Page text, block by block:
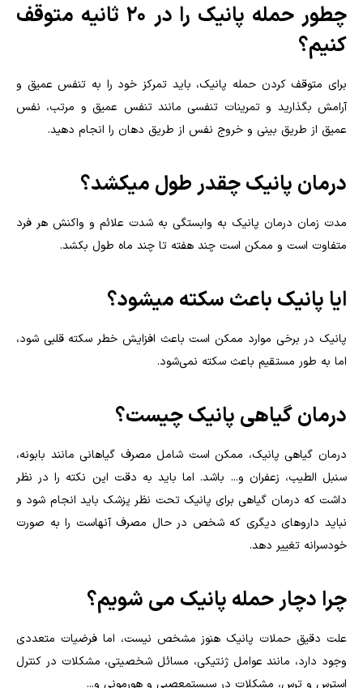
چطور حمله پانیک را در ۲۰ ثانیه متوقف
کنیم؟
برای متوقف کردن حمله پانیک، باید تمرکز خود را به تنفس عمیق و
آرامش بگذارید و تمرینات تنفسی مانند تنفس عمیق و مرتب، نفس
عمیق از طریق بینی و خروج نفس از طریق دهان را انجام دهید.
درمان پانیک چقدر طول میکشد؟
مدت زمان درمان پانیک به وابستگی به شدت علائم و واکنش هر فرد
متفاوت است و ممکن است چند هفته تا چند ماه طول بکشد.
ایا پانیک باعث سکته میشود؟
پانیک در برخی موارد ممکن است باعث افزایش خطر سکته قلبی شود،
اما به طور مستقیم باعث سکته نمی‌شود.
درمان گیاهی پانیک چیست؟
درمان گیاهی پانیک، ممکن است شامل مصرف گیاهانی مانند بابونه،
سنبل الطیب، زعفران و... باشد. اما باید به دقت این نکته را در نظر
داشت که درمان گیاهی برای پانیک تحت نظر پزشک باید انجام شود و
نباید داروهای دیگری که شخص در حال مصرف آنهاست را به صورت
خودسرانه تغییر دهد.
چرا دچار حمله پانیک می شویم؟
علت دقیق حملات پانیک هنوز مشخص نیست، اما فرضیات متعددی
وجود دارد، مانند عوامل ژنتیکی، مسائل شخصیتی، مشکلات در کنترل
استرس و ترس، مشکلات در سیستمعصبی و هورمونی و...